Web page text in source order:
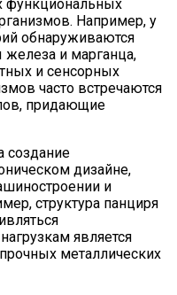
функциональных
Например, у
обнаруживаются
и марганца,
и сенсорных
часто встречаются
придающие
создание
дизайне,
и
структура панциря
является
металлических